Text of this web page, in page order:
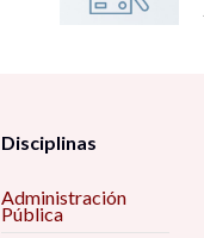
Disciplinas
Administración
Pública